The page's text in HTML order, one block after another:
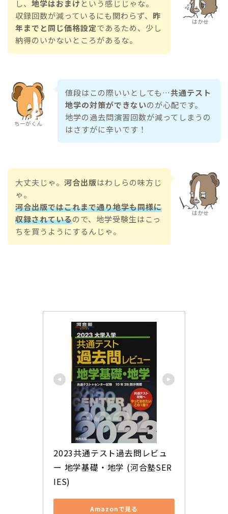
はかせ
し、 地学はおまけという感じじゃな。
収録回数が減っているにも関わらず、 昨
年までと同じ価格設定であるため、少し
納得のいかないところがあるな。
ちーがくん
値段はこの際いいとしても…共通テスト
地学の対策ができないのが心配です。
地学の過去問演習回数が減ってしまうの
はさすがに辛いです！
はかせ
大丈夫じゃ。 河合出版はわしらの味方じ
ゃ。
河合出版ではこれまで通り地学も同様に
収録されているので、地学受験生はこっ
ちを買うようにするんじゃ。
2023共通テスト過去問レビュ
ー 地学基礎・地学 (河合塾SER
IES)
Amazonで見る